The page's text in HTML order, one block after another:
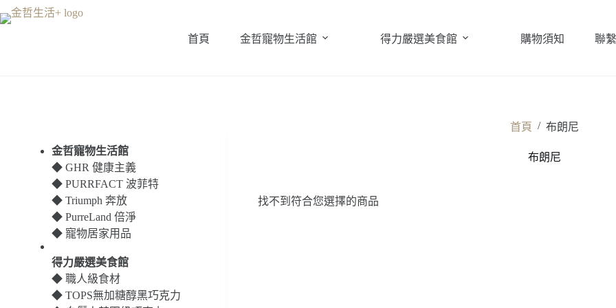
至
首頁 金哲寵物生活館 得力嚴選美食館 購物須知 聯
首頁 / 布朗尼
布朗尼
找不到符合您選擇的商品
金哲寵物生活館
◆ GHR 健康主義
◆ PURRFACT 波菲特
◆ Triumph 奔放
◆ PurreLand 倍淨
◆ 寵物居家用品
得力嚴選美食館
◆ 職人級食材
◆ TOPS無加糖醇黑巧克力